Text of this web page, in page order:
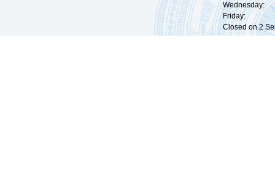
Wednesday:
Friday:
Closed on 2